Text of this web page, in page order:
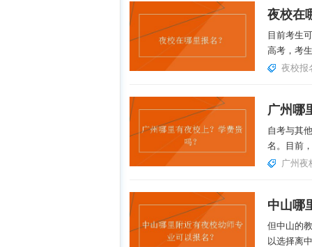
夜校在
目前考生
高考，考
夜校报
广州哪
自考与其
名。目前
广州夜
但中山的
以选择离